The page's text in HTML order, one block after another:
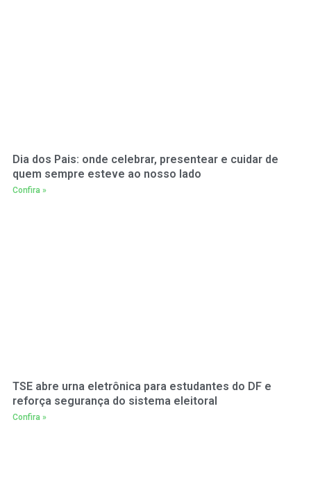
Dia dos Pais: onde celebrar, presentear e cuidar de
quem sempre esteve ao nosso lado
Confira »
TSE abre urna eletrônica para estudantes do DF e
reforça segurança do sistema eleitoral
Confira »